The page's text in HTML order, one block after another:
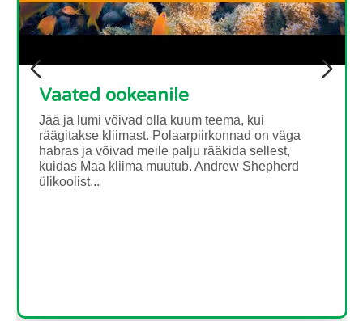
Infrapunase veebikaamera
häkkimine - infrapunavalguse
kasutamine maailma
vaatlemiseks uuel viisil